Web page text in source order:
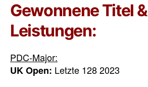
Gewonnene Titel &
Leistungen:
PDC-Major:
UK Open: Letzte 128 2023